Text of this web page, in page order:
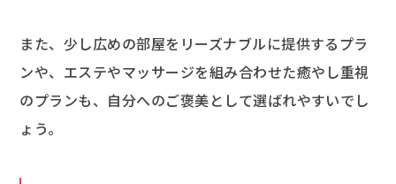
また、少し広めの部屋をリーズナブルに提供するプラ
ンや、エステやマッサージを組み合わせた癒やし重視
のプランも、自分へのご褒美として選ばれやすいでし
ょう。